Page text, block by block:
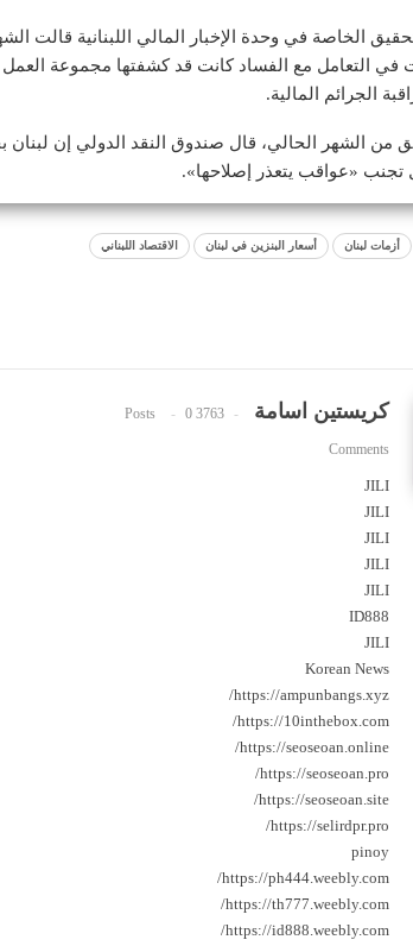
الخاصة في وحدة الإخبار المالي اللبنانية
في التعامل مع الفساد كانت قد كشفتها مجموعة
الجرائم المالية.
الشهر الحالي، قال صندوق النقد الدولي إن لبنان
«عواقب يتعذر إصلاحها».
أزمات لبنان أسعار البنزين في لبنان الاقتصاد اللبناني
كريستين اسامة 3763 Posts
0
Comments
JILI
JILI
JILI
JILI
JILI
ID888
JILI
Korean News
https://ampunbangs.xyz/
https://10inthebox.com/
https://seoseoan.online/
https://seoseoan.pro/
https://seoseoan.site/
https://selirdpr.pro/
pinoy
https://ph444.weebly.com/
https://th777.weebly.com/
https://id888.weebly.com/